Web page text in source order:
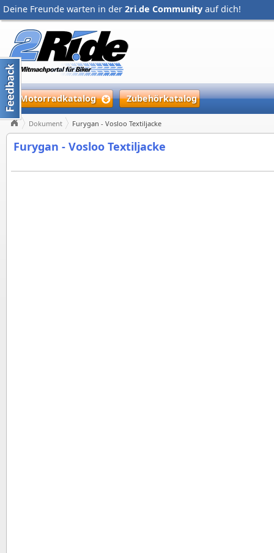
Deine Freunde warten in der 2ri.de Community auf dich!
Motorradkatalog Zubehörkatalog
Dokument Furygan - Vosloo Textiljacke
Furygan - Vosloo Textiljacke